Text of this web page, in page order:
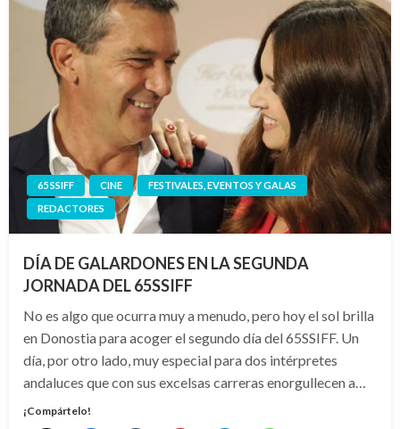
65 SSIFF CINE
FESTIVALES, EVENTOS Y GALAS
REDACTORES
DÍA DE GALARDONES EN LA SEGUNDA
JORNADA DEL 65SSIFF
No es algo que ocurra muy a menudo, pero hoy el sol brilla
en Donostia para acoger el segundo día del 65SSIFF. Un
día, por otro lado, muy especial para dos intérpretes
andaluces que con sus excelsas carreras enorgullecen a…
¡Compártelo!